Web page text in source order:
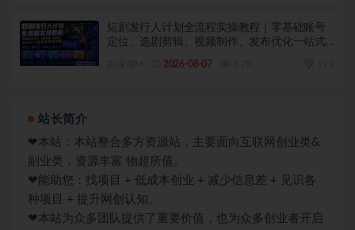
短剧发行人计划全流程实操教程｜零基础账号
定位、选剧剪辑、视频制作、发布优化一站式
2026-08-07
站长简介
❤本站：本站整合多方资源站，主要面向互联网创业类&
副业类，资源丰富 物超所值。
❤能助您：找项目 + 低成本创业 + 减少信息差 + 见识各
种项目 + 提升网创认知。
❤本站为众多团队提供了重要价值，也为众多创业者开启